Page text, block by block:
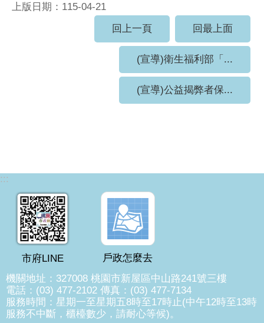
上版日期：115-04-21
回上一頁
回最上面
(宣導)衛生福利部「...
(宣導)公益揭弊者保...
:::
市府LINE
戶政怎麼去
機關地址：327008 桃園市新屋區中山路241號三樓
電話：(03) 477-2102 傳真：(03) 477-7134
服務時間：星期一至星期五8時至17時止(中午12時至13時
服務不中斷，櫃檯數少，請耐心等候)。